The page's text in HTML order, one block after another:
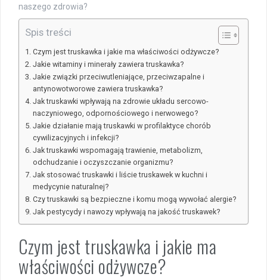
naszego zdrowia?
Spis treści
Czym jest truskawka i jakie ma właściwości odżywcze?
Jakie witaminy i minerały zawiera truskawka?
Jakie związki przeciwutleniające, przeciwzapalne i
antynowotworowe zawiera truskawka?
Jak truskawki wpływają na zdrowie układu sercowo-
naczyniowego, odpornościowego i nerwowego?
Jakie działanie mają truskawki w profilaktyce chorób
cywilizacyjnych i infekcji?
Jak truskawki wspomagają trawienie, metabolizm,
odchudzanie i oczyszczanie organizmu?
Jak stosować truskawki i liście truskawek w kuchni i
medycynie naturalnej?
Czy truskawki są bezpieczne i komu mogą wywołać alergie?
Jak pestycydy i nawozy wpływają na jakość truskawek?
Czym jest truskawka i jakie ma
właściwości odżywcze?